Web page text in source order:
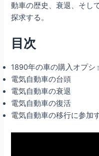
動車の歴史、衰退、そし
探求する。
目次
1890年の車の購入オプシ
電気自動車の台頭
電気自動車の衰退
電気自動車の復活
電気自動車の移行に参加